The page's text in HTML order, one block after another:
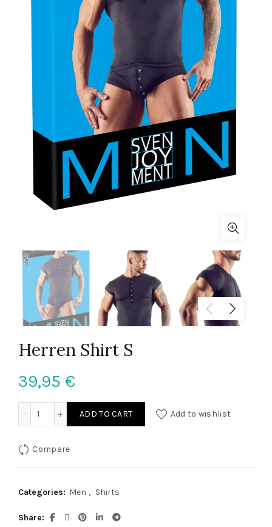
Herren Shirt S
39,95 €
ADD TO CART Add to wishlist
Compare
Categories: Men , Shirts
Share